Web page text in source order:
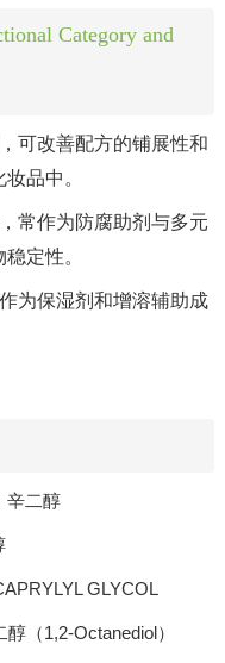
Category and
可改善配方的铺展性和
品中。
常作为防腐助剂与多元
定性。
为保湿剂和增溶辅助成
辛二醇
GLYCOL
醇（1,2-Octanediol）